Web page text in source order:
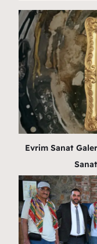
Evrim Sanat